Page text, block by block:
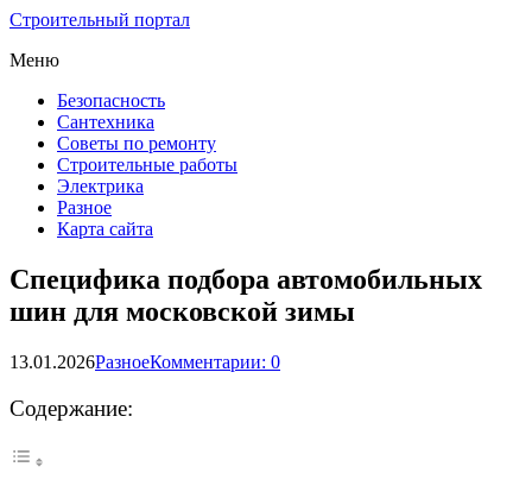
Строительный портал
Меню
Безопасность
Сантехника
Советы по ремонту
Строительные работы
Электрика
Разное
Карта сайта
Специфика подбора автомобильных
шин для московской зимы
13.01.2026РазноеКомментарии: 0
Содержание: